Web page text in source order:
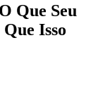
Que Seu
Isso